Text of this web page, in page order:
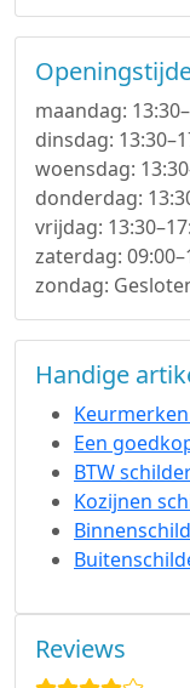
maandag:
dinsdag:
woensdag:
donderdag:
vrijdag:
zaterdag:
zondag:
Handige
Een
BTW
Kozijnen
Reviews